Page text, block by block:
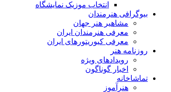
انتخاب موزیک نمایشگاه
بیوگرافی هنرمندان
مشاهیر هنر جهان
معرفی هنرمندان ایران
معرفی کیوریتورهای ایران
روزنامه هنر
رویدادهای ویژه
اخبار گوناگون
تماشاخانه
هنرآموز